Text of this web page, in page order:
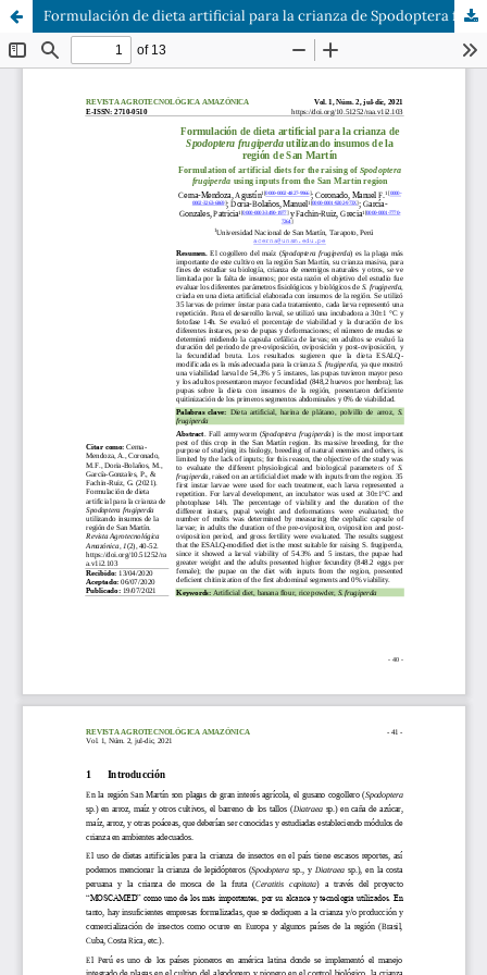
Formulación de dieta artificial para la crianza de Spodoptera frugiperda utilizando insumos de la región de San Martín